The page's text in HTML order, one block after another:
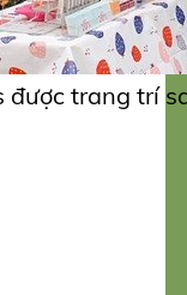
được trang trí